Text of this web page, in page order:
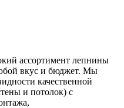
ассортимент лепнины
вкус и бюджет. Мы
качественной
и потолок) с